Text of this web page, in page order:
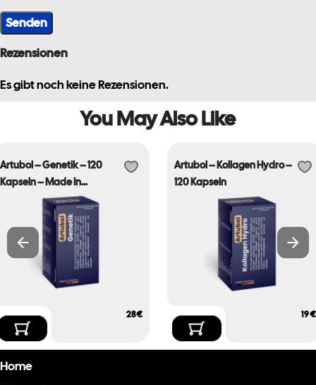
Rezensionen
Es gibt noch keine Rezensionen.
You May Also Like
Artubol – Genetik – 120
Kapseln – Made In
Germany
€
Artubol – Kollagen Hydro –
120 Kapseln
€
Home